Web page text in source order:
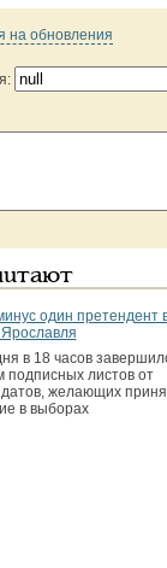
на обновления
один претендент
в 18 часов
подписных листов от
желающих
в выборах